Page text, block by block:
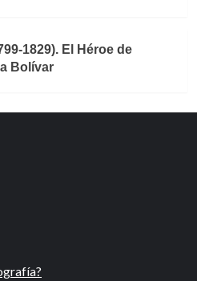
1829). El Héroe de
Bolívar